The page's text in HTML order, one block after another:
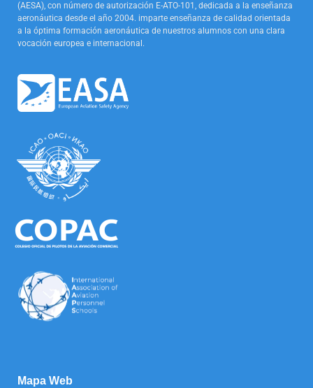
(AESA), con número de autorización E-ATO-101, dedicada a la enseñanza
aeronáutica desde el año 2004. imparte enseñanza de calidad orientada
a la óptima formación aeronáutica de nuestros alumnos con una clara
vocación europea e internacional.
Mapa Web